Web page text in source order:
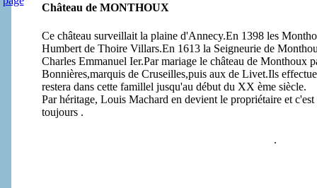
Château de MONTHOUX
Ce château surveillait la plaine d'Annecy.En 1398 les
Humbert de Thoire Villars.En 1613 la Seigneurie de
Charles Emmanuel Ier.Par mariage le château de Monthoux
Bonnières,marquis de Cruseilles,puis aux de Livet.Ils
restera dans cette famillel jusqu'au début du XX ème siècle.
Par héritage, Louis Machard en devient le propriétaire et
toujours .
.